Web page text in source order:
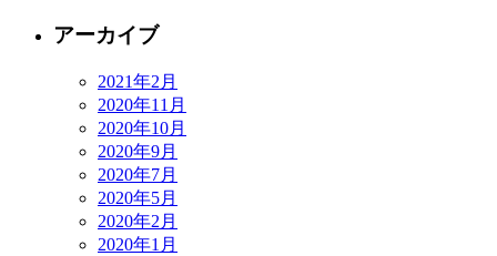
アーカイブ
2021年2月
2020年11月
2020年10月
2020年9月
2020年7月
2020年5月
2020年2月
2020年1月